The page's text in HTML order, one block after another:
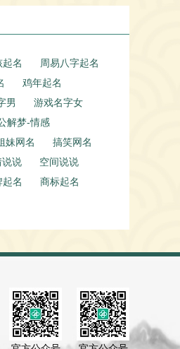
起名
周易八字起名
鸡年起名
男
游戏名字女
解梦-情感
妹网名
搞笑网名
说说
空间说说
起名
商标起名